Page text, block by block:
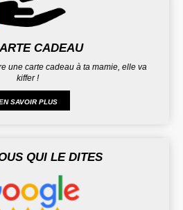
CADEAU
une carte cadeau à ta mamie, elle va
kiffer !
SAVOIR PLUS
QUI LE DITES